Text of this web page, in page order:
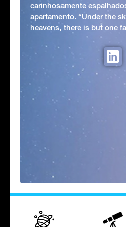
carinhosamente
apartamento. “Under the
heavens, there is but one